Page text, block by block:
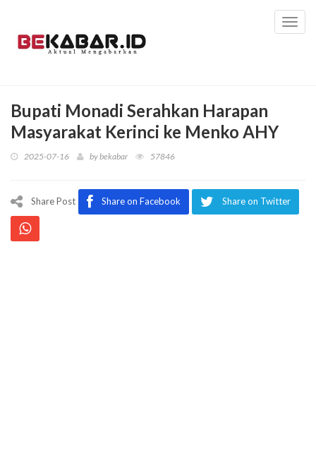
Bupati Monadi Serahkan Harapan
Masyarakat Kerinci ke Menko AHY
2025-07-16 bybekabar 57846
Share Post Share on Facebook Share on Twitter